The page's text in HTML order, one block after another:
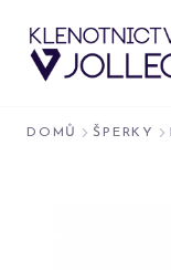
DOMŮ ŠPERKY